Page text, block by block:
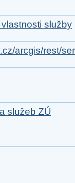
služby
arcgis/rest/
služeb ZÚ